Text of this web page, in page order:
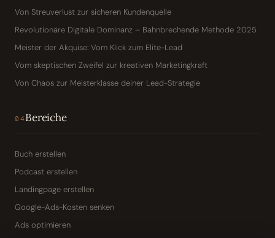
Von Streuverlust zur sicheren Kundenquelle
Revolutionäre Digitale Dominanz – Bahnbrechende Methode 2025
Meister der Akquise: Vom Klick zum Elite-Lead
Vom skeptischen Zweifel zur kreativen Marketingkraft
Von Chaos zur Meisterklasse deiner Lead-Strategie
04Bereiche
Buch erstellen
Podcast erstellen
Landingpage erstellen
Google-Ads-Kosten senken
Ads optimieren